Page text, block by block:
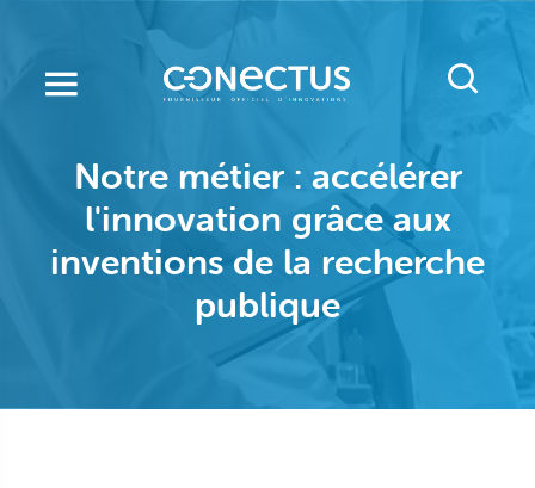
contenu
Notre métier : accélérer
l'innovation grâceaux
inventions de la recherche
publique